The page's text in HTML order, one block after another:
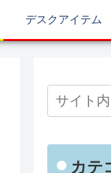
デスクアイテム
カテ